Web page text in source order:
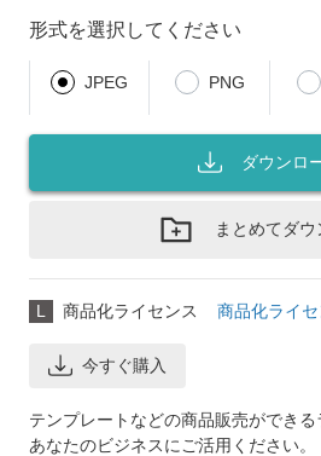
形式を選択してください
JPEG PNG
ダウンロ
まとめてダウ
L 商品化ライセンス 商品化ライ
今すぐ購入
テンプレートなどの商品販売ができる
あなたのビジネスにご活用ください。